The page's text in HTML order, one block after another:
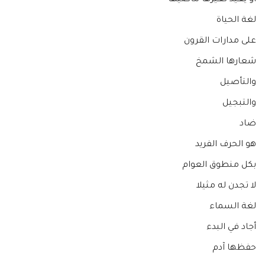
لغة الحياة
على مدارات القرون
شعارها الشمخ
والتأصيل
والتبجيل
ضاد
هو الحرف الفريد
بكل منطوق العوام
لا تجدن له مثيلا
لغة السماء
أجاد في البدء
حفظها آدم